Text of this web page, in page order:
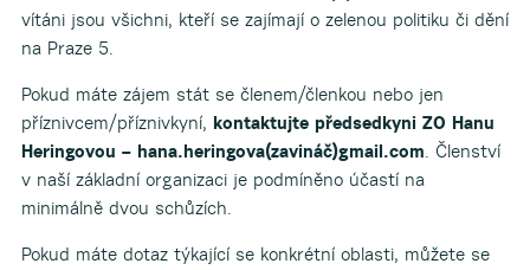
vítáni jsou všichni, kteří se zajímají o zelenou politiku či dění
na Praze 5.
Pokud máte zájem stát se členem/členkou nebo jen
příznivcem/příznivkyní, kontaktujte předsedkyni ZO Hanu
Heringovou – hana.heringova(zavináč)gmail.com. Členství
v naší základní organizaci je podmíněno účastí na
minimálně dvou schůzích.
Pokud máte dotaz týkající se konkrétní oblasti, můžete se